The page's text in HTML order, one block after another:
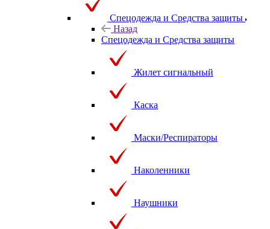
Спецодежда и Средства защиты
Назад
Спецодежда и Средства защиты
Жилет сигнальный
Каска
Маски/Респираторы
Наколенники
Наушники